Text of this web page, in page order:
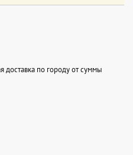
доставка по городу от суммы